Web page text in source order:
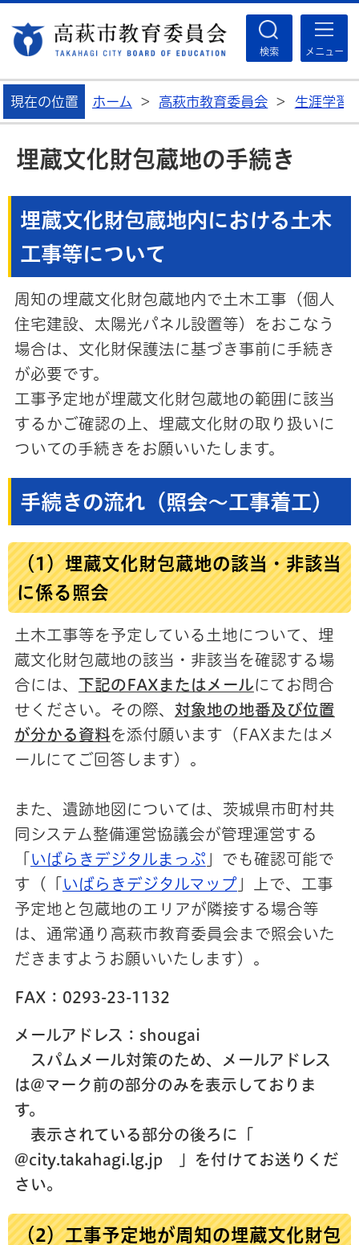
検索 メニュー
現在の位置 ホーム > 高萩市教育委員会 > 生涯学習
埋蔵文化財包蔵地の手続き
埋蔵文化財包蔵地内における土木
工事等について
周知の埋蔵文化財包蔵地内で土木工事（個人
住宅建設、太陽光パネル設置等）をおこなう
場合は、文化財保護法に基づき事前に手続き
が必要です。
工事予定地が埋蔵文化財包蔵地の範囲に該当
するかご確認の上、埋蔵文化財の取り扱いに
ついての手続きをお願いいたします。
手続きの流れ（照会～工事着工）
（1）埋蔵文化財包蔵地の該当・非該当
に係る照会
土木工事等を予定している土地について、埋
蔵文化財包蔵地の該当・非該当を確認する場
合には、 下記のFAXまたはメールにてお問合
せください。その際、 対象地の地番及び位置
が分かる資料を添付願います（FAXまたはメ
ールにてご回答します）。
また、遺跡地図については、茨城県市町村共
同システム整備運営協議会が管理運営する
いばらきデジタルまっぷ 」でも確認可能で
す（「
いばらきデジタルマップ」上で、工事
予定地と包蔵地のエリアが隣接する場合等
は、通常通り高萩市教育委員会まで照会いた
だきますようお願いいたします）。
FAX：0293-23-1132
メールアドレス：shougai
スパムメール対策のため、メールアドレス
は@マーク前の部分のみを表示しておりま
す。
表示されている部分の後ろに「
@city.takahagi.lg.jp 」を付けてお送りくだ
さい。
（2）工事予定地が周知の埋蔵文化財包